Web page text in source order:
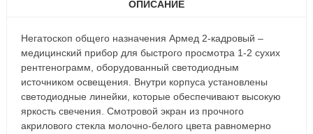
ОПИСАНИЕ
Негатоскоп общего назначения Армед 2-кадровый –
медицинский прибор для быстрого просмотра 1-2 сухих
рентгенограмм, оборудованный светодиодным
источником освещения. Внутри корпуса установлены
светодиодные линейки, которые обеспечивают высокую
яркость свечения. Смотровой экран из прочного
акрилового стекла молочно-белого цвета равномерно